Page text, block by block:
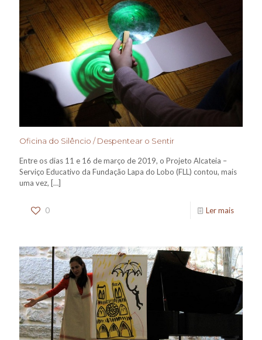
Oficina do Silêncio / Despentear o Sentir
Entre os dias 11 e 16 de março de 2019, o Projeto Alcateia –
Serviço Educativo da Fundação Lapa do Lobo (FLL) contou, mais
uma vez, […]
0 Ler mais